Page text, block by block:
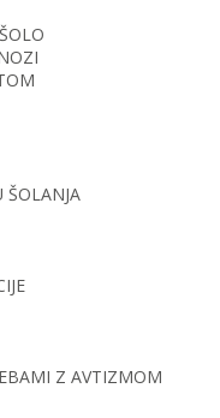
ŠOLANJA
Z AVTIZMOM